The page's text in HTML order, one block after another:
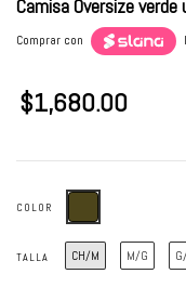
Camisa Oversize verde
Comprar con
$1,680.00
COLOR
TALLA CH/M M/G